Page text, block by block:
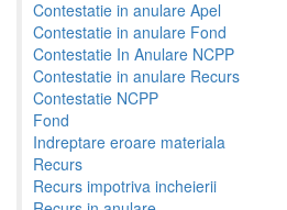
Contestatie in anulare Apel
Contestatie in anulare Fond
Contestatie In Anulare NCPP
Contestatie in anulare Recurs
Contestatie NCPP
Fond
Indreptare eroare materiala
Recurs
Recurs impotriva incheierii